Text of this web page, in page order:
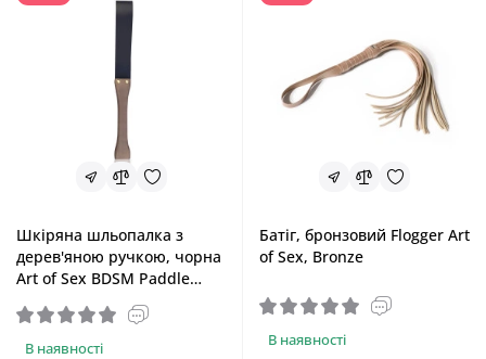
Шкіряна шльопалка з
дерев'яною ручкою, чорна
Art of Sex BDSM Paddle
В наявності
Батіг, бронзовий Flogger Art
of Sex, Bronze
В наявності